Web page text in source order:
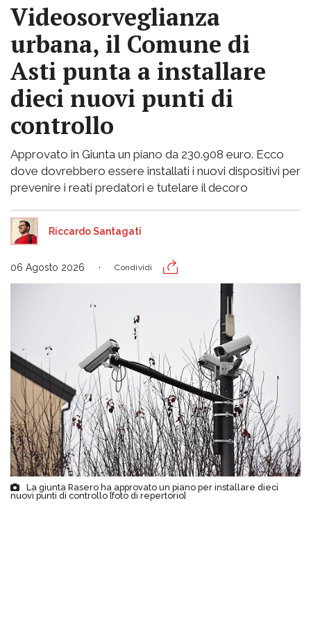
Videosorveglianza
urbana, il Comune di
Asti punta a installare
dieci nuovi punti di
controllo
Approvato in Giunta un piano da 230.908 euro. Ecco
dove dovrebbero essere installati i nuovi dispositivi per
prevenire i reati predatori e tutelare il decoro
Riccardo Santagati
06 Agosto 2026 Condividi
La giunta Rasero ha approvato un piano per installare dieci
nuovi punti di controllo [foto di repertorio]